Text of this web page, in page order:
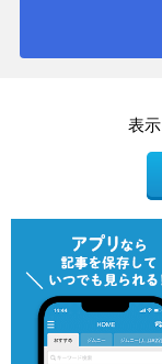
表示